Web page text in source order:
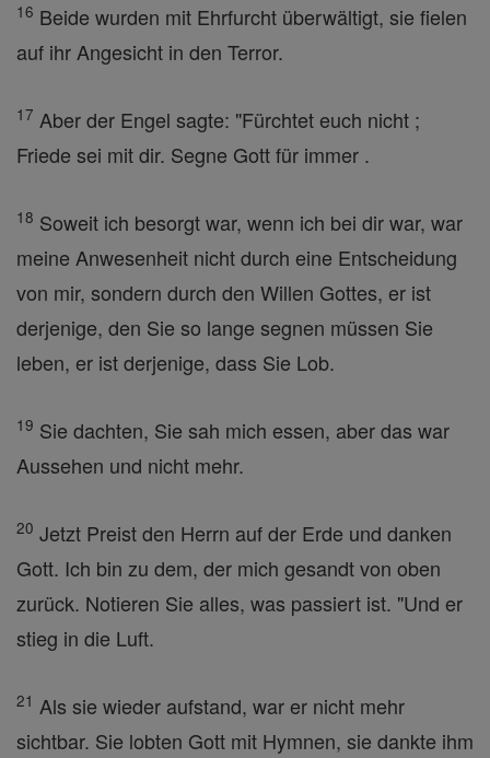
16 Beide wurden mit Ehrfurcht überwältigt, sie fielen
auf ihr Angesicht in den Terror.
17 Aber der Engel sagte: "Fürchtet euch nicht ;
Friede sei mit dir. Segne Gott für immer .
18 Soweit ich besorgt war, wenn ich bei dir war, war
meine Anwesenheit nicht durch eine Entscheidung
von mir, sondern durch den Willen Gottes, er ist
derjenige, den Sie so lange segnen müssen Sie
leben, er ist derjenige, dass Sie Lob.
19 Sie dachten, Sie sah mich essen, aber das war
Aussehen und nicht mehr.
20 Jetzt Preist den Herrn auf der Erde und danken
Gott. Ich bin zu dem, der mich gesandt von oben
zurück. Notieren Sie alles, was passiert ist. "Und er
stieg in die Luft.
21 Als sie wieder aufstand, war er nicht mehr
sichtbar. Sie lobten Gott mit Hymnen, sie dankte ihm